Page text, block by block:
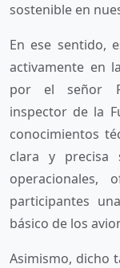
sostenible en
En ese sentido,
activamente en
por el señor
inspector de la
conocimientos
clara y precisa
operacionales,
participantes
básico de los
Asimismo, dicho